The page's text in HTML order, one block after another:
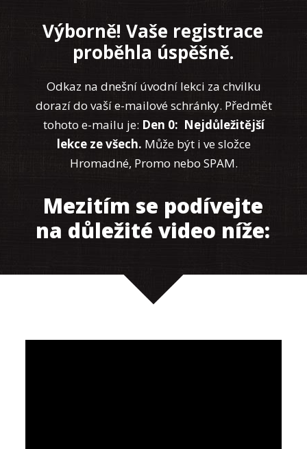
Výborně! Vaše registrace
proběhla úspěšně.
Odkaz na dnešní úvodní lekci za chvilku
dorazí do vaší e-mailové schránky. Předmět
tohoto e-mailu je: Den 0: Nejdůležitější
lekce ze všech. Může být i ve složce
Hromadné, Promo nebo SPAM.
Mezitím se podívejte
na důležité video níže: